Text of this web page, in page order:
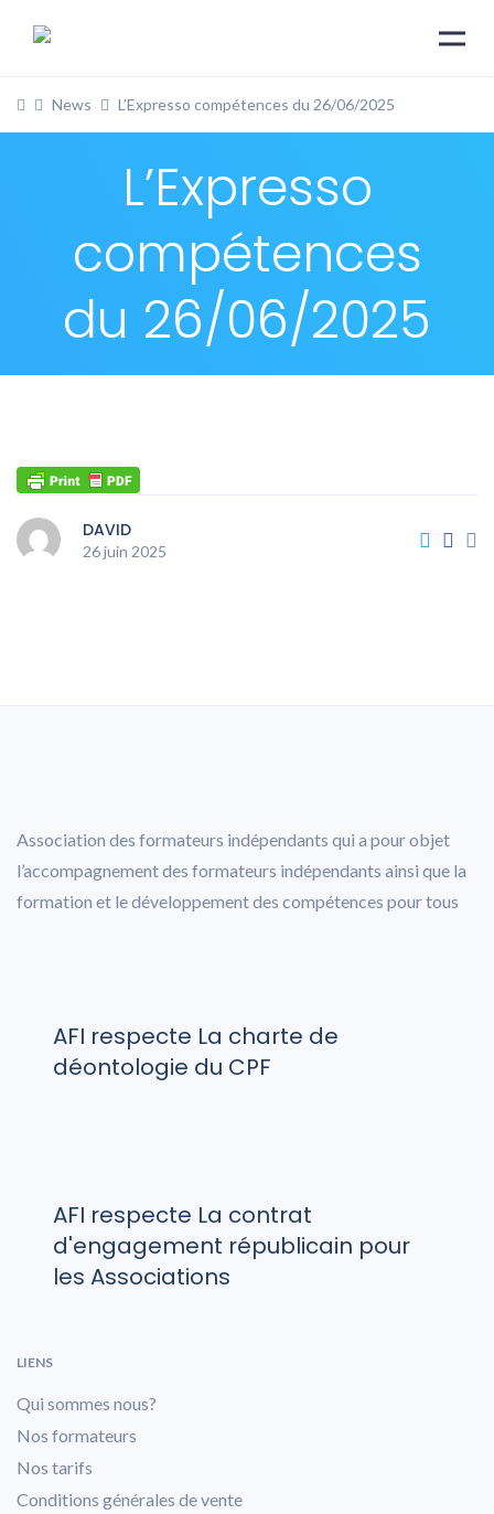
News L’Expresso compétences du 26/06/2025
L’Expresso
compétences
du 26/06/2025
DAVID
26 juin 2025
Association des formateurs indépendants qui a pour objet
l’accompagnement des formateurs indépendants ainsi que la
formation et le développement des compétences pour tous
AFI respecte La charte de
déontologie du CPF
AFI respecte La contrat
d'engagement républicain pour
les Associations
LIENS
Qui sommes nous?
Nos formateurs
Nos tarifs
Conditions générales de vente